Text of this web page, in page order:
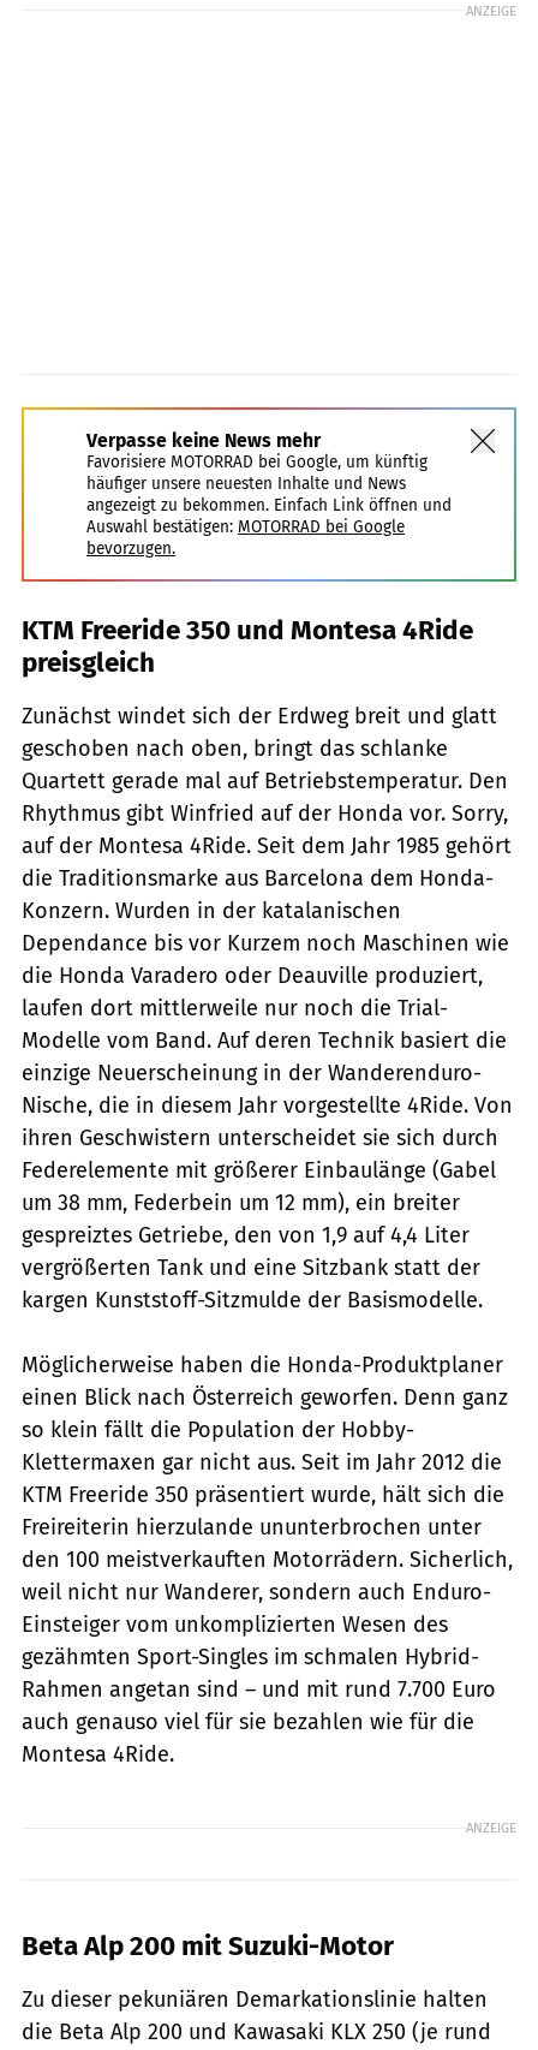
ANZEIGE
Verpasse keine News mehr
Favorisiere MOTORRAD bei Google, um künftig
häufiger unsere neuesten Inhalte und News
angezeigt zu bekommen. Einfach Link öffnen und
Auswahl bestätigen: MOTORRAD bei Google
bevorzugen.
KTM Freeride 350 und Montesa 4Ride
preisgleich
Zunächst windet sich der Erdweg breit und glatt
geschoben nach oben, bringt das schlanke
Quartett gerade mal auf Betriebstemperatur. Den
Rhythmus gibt Winfried auf der Honda vor. Sorry,
auf der Montesa 4Ride. Seit dem Jahr 1985 gehört
die Traditionsmarke aus Barcelona dem Honda-
Konzern. Wurden in der katalanischen
Dependance bis vor Kurzem noch Maschinen wie
die Honda Varadero oder Deauville produziert,
laufen dort mittlerweile nur noch die Trial-
Modelle vom Band. Auf deren Technik basiert die
einzige Neuerscheinung in der Wanderenduro-
Nische, die in diesem Jahr vorgestellte 4Ride. Von
ihren Geschwistern unterscheidet sie sich durch
Federelemente mit größerer Einbaulänge (Gabel
um 38 mm, Federbein um 12 mm), ein breiter
gespreiztes Getriebe, den von 1,9 auf 4,4 Liter
vergrößerten Tank und eine Sitzbank statt der
kargen Kunststoff-Sitzmulde der Basismodelle.
Möglicherweise haben die Honda-Produktplaner
einen Blick nach Österreich geworfen. Denn ganz
so klein fällt die Population der Hobby-
Klettermaxen gar nicht aus. Seit im Jahr 2012 die
KTM Freeride 350 präsentiert wurde, hält sich die
Freireiterin hierzulande ununterbrochen unter
den 100 meistverkauften Motorrädern. Sicherlich,
weil nicht nur Wanderer, sondern auch Enduro-
Einsteiger vom unkomplizierten Wesen des
gezähmten Sport-Singles im schmalen Hybrid-
Rahmen angetan sind – und mit rund 7.700 Euro
auch genauso viel für sie bezahlen wie für die
Montesa 4Ride.
ANZEIGE
Beta Alp 200 mit Suzuki-Motor
Zu dieser pekuniären Demarkationslinie halten
die Beta Alp 200 und Kawasaki KLX 250 (je rund